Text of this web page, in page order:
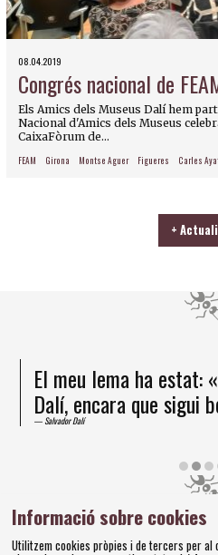
08.04.2019
Congrés nacional de
Els Amics dels Museus Dalí hem
Nacional d'Amics dels Museus
CaixaFòrum de...
FEAM Girona Montse Aguer Figueres Carles
+
El meu lema ha estat:
Dalí, encara que sigui
Salvador Dalí
Figueres
Informació sobre cookies
Utilitzem cookies pròpies i de tercers per